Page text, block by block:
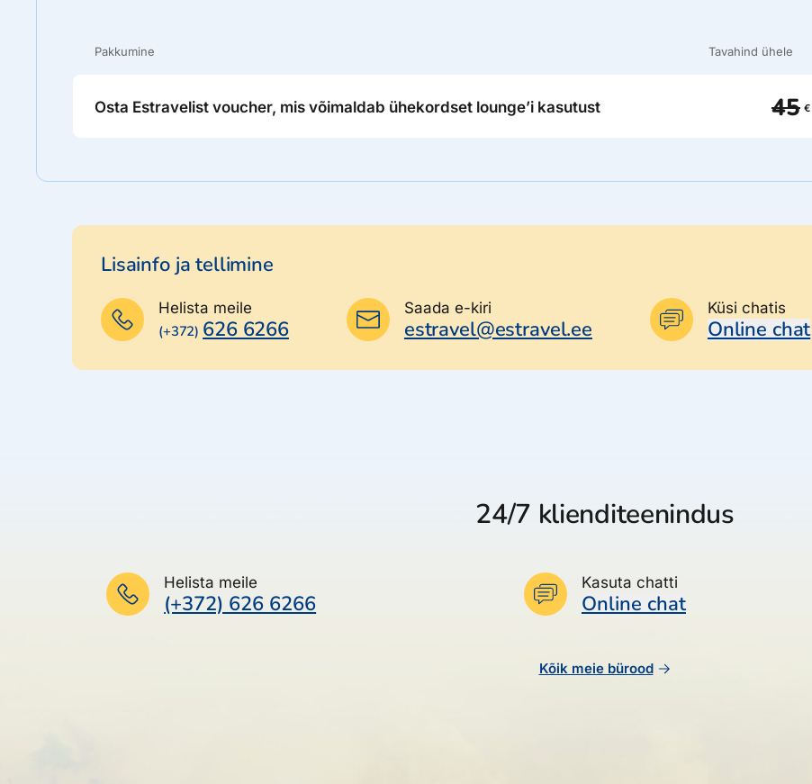
Pakkumine Tavahind ühele
Osta Estravelist voucher, mis võimaldab ühekordset lounge’i kasutust 45 €
Lisainfo ja tellimine
Helista meile
(+372) 626 6266
Saada e-kiri
estravel@estravel.ee
Küsi chatis
Online chat
24/7 klienditeenindus
Helista meile
(+372) 626 6266
Kasuta chatti
Online chat
Kõik meie bürood